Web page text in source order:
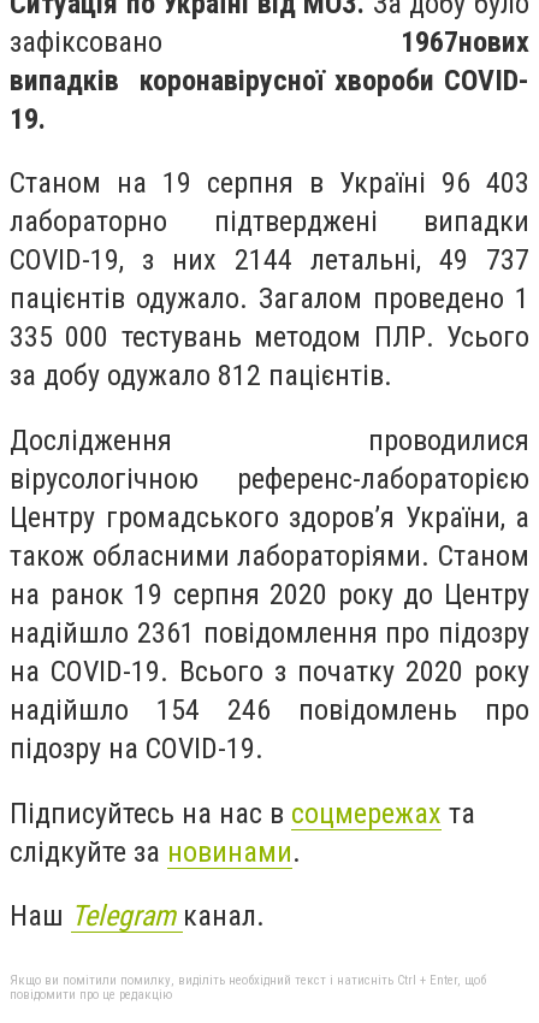
зафіксовано 1967нових
випадків коронавірусної хвороби COVID-
19.
Станом на 19 серпня в Україні 96 403
лабораторно підтверджені випадки
COVID-19, з них 2144 летальні, 49 737
пацієнтів одужало. Загалом проведено 1
335 000 тестувань методом ПЛР. Усього
за добу одужало 812 пацієнтів.
Дослідження проводилися
вірусологічною референс-лабораторією
Центру громадського здоров’я України, а
також обласними лабораторіями. Станом
на ранок 19 серпня 2020 року до Центру
надійшло 2361 повідомлення про підозру
на COVID-19. Всього з початку 2020 року
надійшло 154 246 повідомлень про
підозру на COVID-19.
Підписуйтесь на нас в соцмережах та
слідкуйте за новинами.
Наш Telegram канал.
Якщо ви помітили помилку, виділіть необхідний текст і натисніть Ctrl + Enter, щоб
повідомити про це редакцію